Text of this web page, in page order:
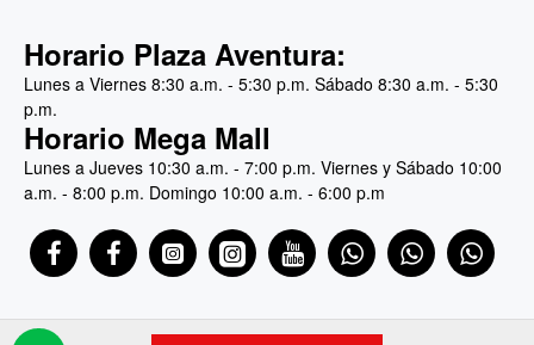
Horario Plaza Aventura:
Lunes a Viernes 8:30 a.m. - 5:30 p.m. Sábado 8:30 a.m. - 5:30
p.m.
Horario Mega Mall
Lunes a Jueves 10:30 a.m. - 7:00 p.m. Viernes y Sábado 10:00
a.m. - 8:00 p.m. Domingo 10:00 a.m. - 6:00 p.m